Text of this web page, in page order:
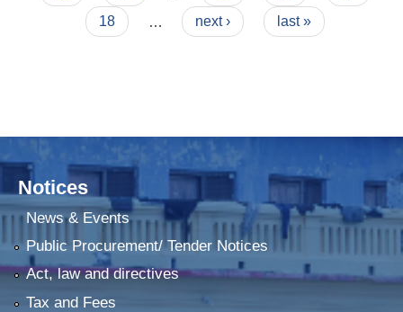
18
next › last »
Notices
News & Events
Public Procurement/ Tender Notices
Act, law and directives
Tax and Fees